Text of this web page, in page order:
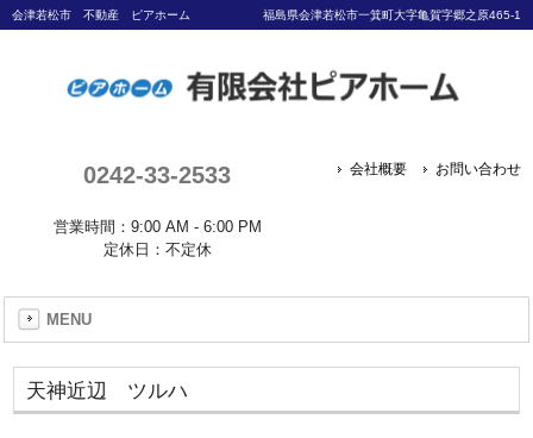
会津若松市 不動産 ピアホーム 福島県会津若松市一箕町大字亀賀字郷之原465-1
0242-33-2533
営業時間：9:00 AM - 6:00 PM
定休日：不定休
会社概要 お問い合わせ
MENU
天神近辺 ツルハ